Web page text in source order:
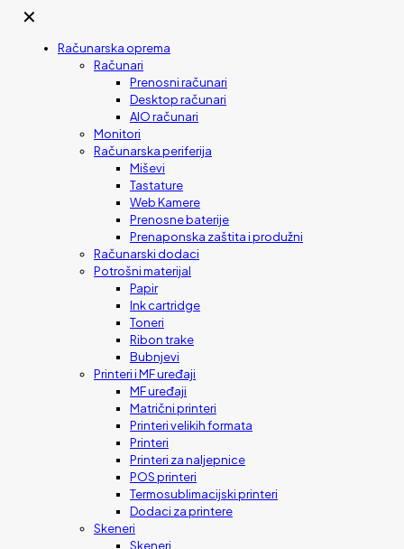
✕
Računarska oprema
Računari
Prenosni računari
Desktop računari
AIO računari
Monitori
Računarska periferija
Miševi
Tastature
Web Kamere
Prenosne baterije
Prenaponska zaštita i produžni
Računarski dodaci
Potrošni materijal
Papir
Ink cartridge
Toneri
Ribon trake
Bubnjevi
Printeri i MF uređaji
MF uređaji
Matrični printeri
Printeri velikih formata
Printeri
Printeri za naljepnice
POS printeri
Termosublimacijski printeri
Dodaci za printere
Skeneri
Skeneri